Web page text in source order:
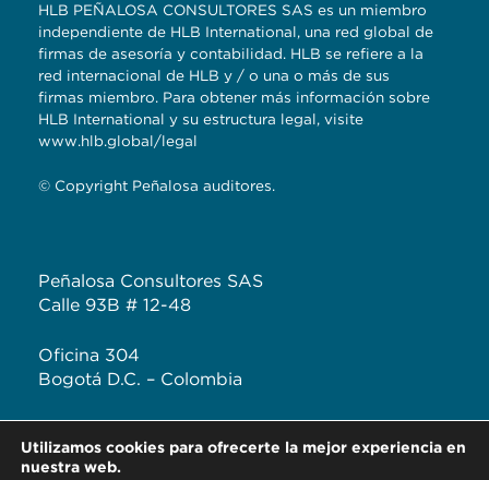
HLB PEÑALOSA CONSULTORES SAS es un miembro
independiente de HLB International, una red global de
firmas de asesoría y contabilidad. HLB se refiere a la
red internacional de HLB y / o una o más de sus
firmas miembro. Para obtener más información sobre
HLB International y su estructura legal, visite
www.hlb.global/legal
© Copyright Peñalosa auditores.
Peñalosa Consultores SAS
Calle 93B # 12-48
Oficina 304
Bogotá D.C. – Colombia
F: +57 313 444 3232
Utilizamos cookies para ofrecerte la mejor experiencia en
nuestra web.